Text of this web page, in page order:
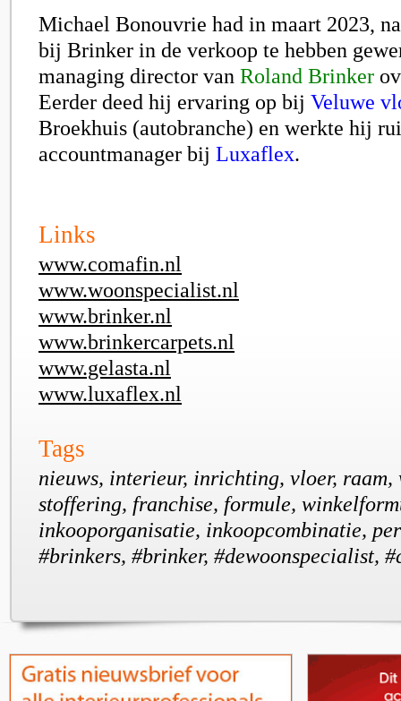
Michael Bonouvrie had in maart 2023,
bij Brinker in de verkoop te hebben
managing director van Roland Brinker
Eerder deed hij ervaring op bij Veluwe
Broekhuis (autobranche) en werkte hij
accountmanager bij Luxaflex.
Links
www.comafin.nl
www.woonspecialist.nl
www.brinker.nl
www.brinkercarpets.nl
www.gelasta.nl
www.luxaflex.nl
Tags
nieuws, interieur, inrichting, vloer, raam,
stoffering, franchise, formule,
inkooporganisatie, inkoopcombinatie,
#brinkers, #brinker, #dewoonspecialist,